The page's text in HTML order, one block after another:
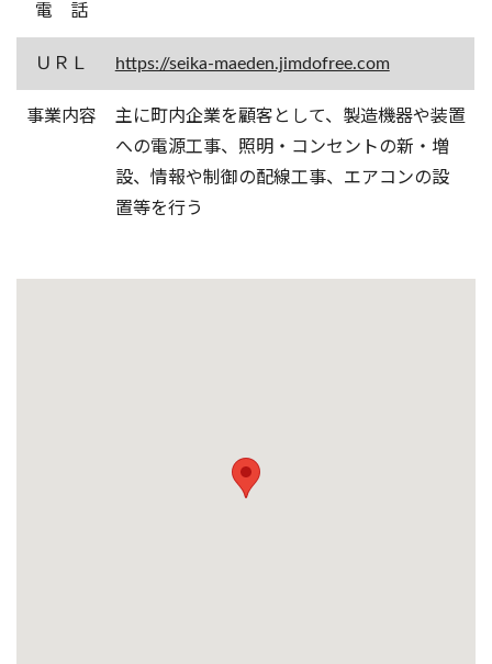
電 話
ＵＲＬ https://seika-maeden.jimdofree.com
事業内容
主に町内企業を顧客として、製造機器や装置
への電源工事、照明・コンセントの新・増
設、情報や制御の配線工事、エアコンの設
置等を行う